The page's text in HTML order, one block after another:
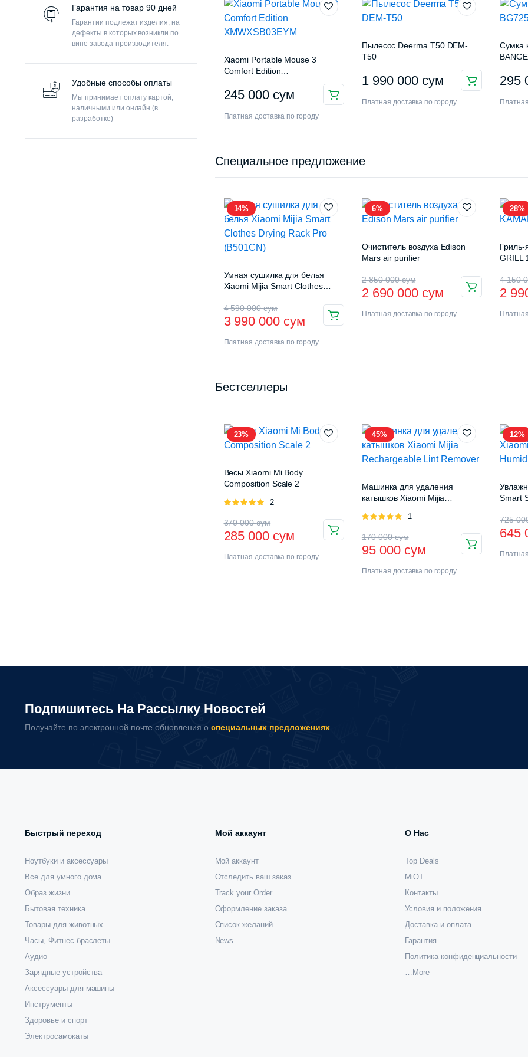
Гарантия на товар 90 дней
Гарантии подлежат изделия, на
дефекты в которых возникли по
вине завода-производителя.
Удобные способы оплаты
Мы принимает оплату картой,
наличными или онлайн (в
разработке)
Xiaomi Portable Mouse 3
Comfort Edition
245 000 сум
Платная доставка по городу
Пылесос Deerma T50 DEM-
T50
1 990 000 сум
Платная доставка по городу
Сумка
BANGE
295
Специальное предложение
14%
Умная сушилка для белья
Xiaomi Mijia Smart Clothes
4 590 000сум
3 990 000 сум
Платная доставка по городу
6%
Очиститель воздуха Edison
Mars air purifier
2 850 000сум
2 690 000 сум
Платная доставка по городу
28%
Гриль-
GRILL
4 150
2
Бестселлеры
23%
Весы Xiaomi Mi Body
Composition Scale 2
Оценка
2
370 000сум
285 000 сум
Платная доставка по городу
45%
Машинка для удаления
катышков Xiaomi Mijia
Оценка
1
170 000сум
95 000 сум
Платная доставка по городу
12%
Smart
725
645
Подпишитесь На Рассылку Новостей
Получайте по электронной почте обновления о специальных предложениях.
Быстрый переход
Ноутбуки и аксессуары
Все для умного дома
Образ жизни
Бытовая техника
Товары для животных
Часы, Фитнес-браслеты
Аудио
Зарядные устройства
Аксессуары для машины
Инструменты
Здоровье и спорт
Электросамокаты
Мой аккаунт
Мой аккаунт
Отследить ваш заказ
Track your Order
Оформление заказа
Список желаний
News
О Нас
Top Deals
MiOT
Контакты
Условия и положения
Доставка и оплата
Гарантия
Политика конфиденциальности
…More